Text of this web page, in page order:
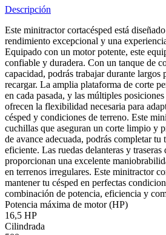
Descripción
Este minitractor cortacésped está
rendimiento excepcional y una
Equipado con un motor potente, este
confiable y duradera. Con un tanque de
capacidad, podrás trabajar durante largos
recargar. La amplia plataforma de corte
en cada pasada, y las múltiples
ofrecen la flexibilidad necesaria para
césped y condiciones de terreno. Este
cuchillas que aseguran un corte limpio y
de avance adecuada, podrás completar tu
eficiente. Las ruedas delanteras y traseras
proporcionan una excelente
en terrenos irregulares. Este minitractor
mantener tu césped en perfectas
combinación de potencia, eficiencia y
Potencia máxima de motor (HP)
16,5 HP
Cilindrada